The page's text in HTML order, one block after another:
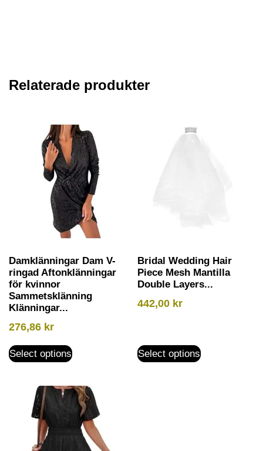
Relaterade produkter
Damklänningar Dam V-
ringad Aftonklänningar
för kvinnor
Sammetsklänning
Klänningar...
276,86 kr
Select options
Bridal Wedding Hair
Piece Mesh Mantilla
Double Layers...
442,00 kr
Select options